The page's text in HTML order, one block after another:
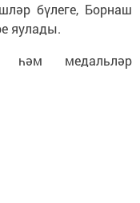
бүлеге, Борнаш
яулады.
һәм медальләр